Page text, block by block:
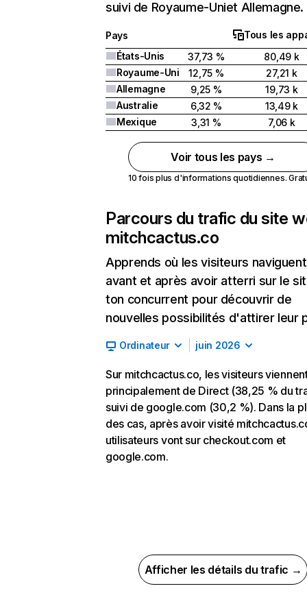
suivi de Royaume-Uniet Allemagne.
Pays
Tous les
États-Unis
37,73 %
80,49 k
Royaume-Uni
12,75 %
27,21 k
Allemagne
9,25 %
19,73 k
Australie
6,32 %
13,49 k
Mexique
3,31 % 7,06 k
Voir tous les pays →
10 fois plus d'informations quotidiennes.
Parcours du trafic du site
mitchcactus.co
Apprends où les visiteurs naviguent
avant et après avoir atterri sur le
ton concurrent pour découvrir de
nouvelles possibilités d'attirer leur
Ordinateur juin 2026
Sur mitchcactus.co, les visiteurs
principalement de Direct (38,25 % du
suivi de google.com (30,2 %). Dans la
des cas, après avoir visité
utilisateurs vont sur checkout.com et
google.com.
Afficher les détails du trafic →